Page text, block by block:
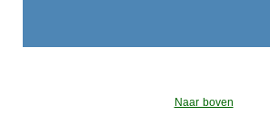
Naar boven